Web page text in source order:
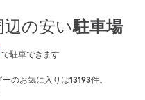
辺の安い駐車場
で駐車できます
のお気に入りは13193件。